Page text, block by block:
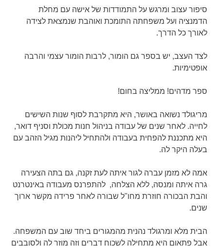
סיפור עצוב ומרגש על התמודדות של אישה עם מחלת
הדמנציה ועל משפחתה התומכת ואוהבת שנמצאת לצידה
לאורך כל הדרך.
לצד העצב, יש בספר גם הומור, לרבות הומור עצמי והרבה
אופטימיות.
ספר מדהים! ממליצה בחום!
מריגולד נשואה באושר, היא מתקרבת לסוף שנות השישים
לחייה. לאחר שנים של עבודה בניהול חנות מכולת וסניף דואר,
היא מתכננת להפחית בעבודה ולהתחיל ליהנות מגיל הזהב עם
בעלה היקר לה.
אמה לא מזמן עברה לגור איתה לעת זקנה, גם בתה הצעירה
גרה איתה ומנסה, ללא הצלחה, להתפרנס מעבודה באינטרנט
והבת הבכורה חוזרת מחו"ל שבורה לאחר פרידה מקשר ארוך
שנים.
הבית מלא ומרגולד נהנית מהמגורים ביחד שוב עם המשפחה.
אבל פתאום היא מתחילה לשכוח דברים וזה מוזר לה ולסובבים